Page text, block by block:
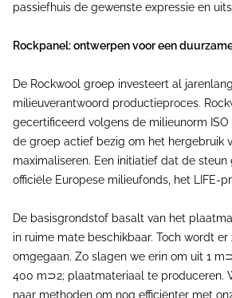
passiefhuis de gewenste expressie en
Rockpanel: ontwerpen voor een
De Rockwool groep investeert al
milieuverantwoord productieproces.
gecertificeerd volgens de milieunorm ISO
de groep actief bezig om het hergebruik
maximaliseren. Een initiatief dat de steun
officiële Europese milieufonds, het LIFE-
De basisgrondstof basalt van het
in ruime mate beschikbaar. Toch wordt er
omgegaan. Zo slagen we erin om uit 1
400 m⊃2; plaatmateriaal te produceren.
naar methoden om nog efficiënter met